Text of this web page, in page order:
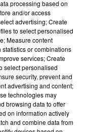
vendredi. Et
qui ont
fille, un homme
Tous seraient
non de Grande-
eux, seront
et mis en
processing based on
and/or access
advertising; Create
to select personalised
Measure content
or combinations
services; Create
select personalised
security, prevent and
advertising and content;
technologies may
browsing data to offer
on information actively
and combine data from